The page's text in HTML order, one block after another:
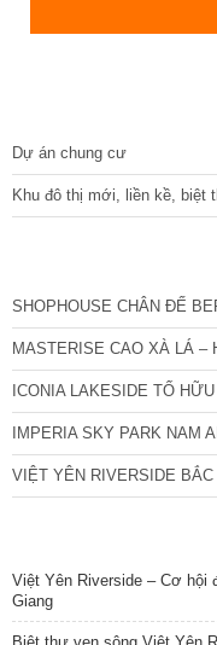
Dự án chung cư
Khu đô thị mới, liền kề, biệt
SHOPHOUSE CHÂN ĐẾ
MASTERISE CAO XÀ LÁ –
ICONIA LAKESIDE TỐ
IMPERIA SKY PARK NAM
VIỆT YÊN RIVERSIDE BẮC
Việt Yên Riverside – Cơ hội
Giang